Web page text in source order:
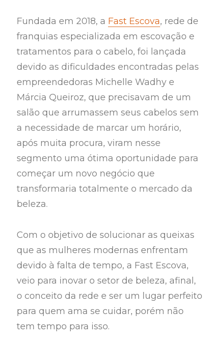
Fundada em 2018, a Fast Escova, rede de
franquias especializada em escovação e
tratamentos para o cabelo, foi lançada
devido as dificuldades encontradas pelas
empreendedoras Michelle Wadhy e
Márcia Queiroz, que precisavam de um
salão que arrumassem seus cabelos sem
a necessidade de marcar um horário,
após muita procura, viram nesse
segmento uma ótima oportunidade para
começar um novo negócio que
transformaria totalmente o mercado da
beleza.
Com o objetivo de solucionar as queixas
que as mulheres modernas enfrentam
devido à falta de tempo, a Fast Escova,
veio para inovar o setor de beleza, afinal,
o conceito da rede e ser um lugar perfeito
para quem ama se cuidar, porém não
tem tempo para isso.